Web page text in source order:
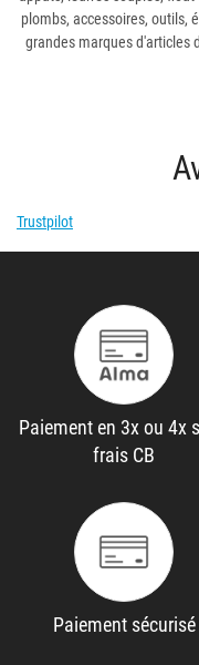
plombs, accessoires, outils,
grandes marques d'articles
Trustpilot
Paiement en 3x ou 4x
frais CB
Paiement sécurisé